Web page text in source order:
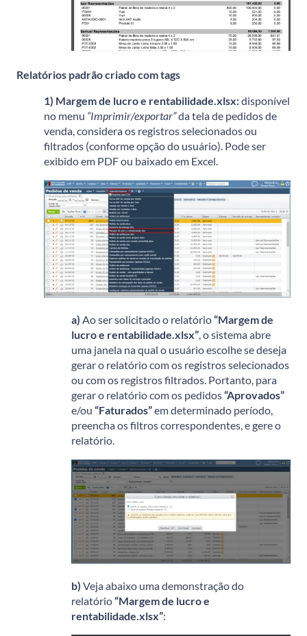
Relatórios padrão criado com tags
1) Margem de lucro e rentabilidade.xlsx:disponível
no menu “Imprimir/exportar”da tela de pedidos de
venda, considera os registros selecionados ou
filtrados (conforme opção do usuário). Pode ser
exibido em PDF ou baixado em Excel.
a) Ao ser solicitado o relatório“Margem de
lucro e rentabilidade.xlsx”, o sistema abre
uma janela na qual o usuário escolhe se deseja
gerar o relatório com os registros selecionados
ou com os registros filtrados. Portanto, para
gerar o relatório com os pedidos“Aprovados”
e/ou “Faturados”em determinado período,
preencha os filtros correspondentes, e gere o
relatório.
b) Veja abaixo uma demonstração do
relatório“Margem de lucro e
rentabilidade.xlsx”: